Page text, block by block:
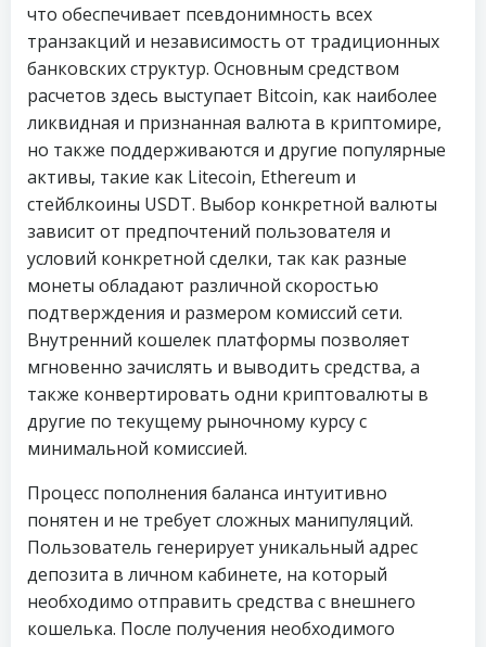
что обеспечивает псевдонимность всех
транзакций и независимость от традиционных
банковских структур. Основным средством
расчетов здесь выступает Bitcoin, как наиболее
ликвидная и признанная валюта в криптомире,
но также поддерживаются и другие популярные
активы, такие как Litecoin, Ethereum и
стейблкоины USDT. Выбор конкретной валюты
зависит от предпочтений пользователя и
условий конкретной сделки, так как разные
монеты обладают различной скоростью
подтверждения и размером комиссий сети.
Внутренний кошелек платформы позволяет
мгновенно зачислять и выводить средства, а
также конвертировать одни криптовалюты в
другие по текущему рыночному курсу с
минимальной комиссией.
Процесс пополнения баланса интуитивно
понятен и не требует сложных манипуляций.
Пользователь генерирует уникальный адрес
депозита в личном кабинете, на который
необходимо отправить средства с внешнего
кошелька. После получения необходимого